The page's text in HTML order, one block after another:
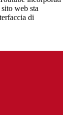
web sta
di